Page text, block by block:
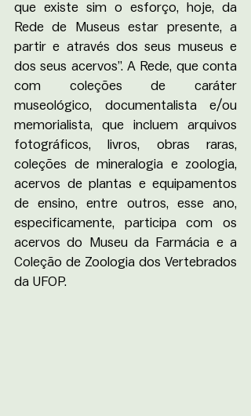
que existe sim o esforço, hoje, da
Rede de Museus estar presente, a
partir e através dos seus museus e
dos seus acervos”. A Rede, que conta
com coleções de caráter
museológico, documentalista e/ou
memorialista, que incluem arquivos
fotográficos, livros, obras raras,
coleções de mineralogia e zoologia,
acervos de plantas e equipamentos
de ensino, entre outros, esse ano,
especificamente, participa com os
acervos do Museu da Farmácia e a
Coleção de Zoologia dos Vertebrados
da UFOP.